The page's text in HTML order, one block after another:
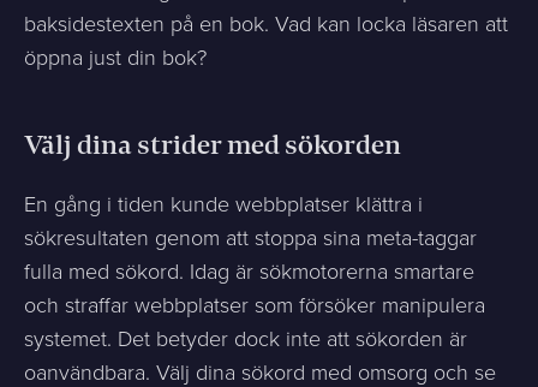
baksidestexten på en bok. Vad kan locka läsaren att
öppna just din bok?
Välj dina strider med sökorden
En gång i tiden kunde webbplatser klättra i
sökresultaten genom att stoppa sina meta-taggar
fulla med sökord. Idag är sökmotorerna smartare
och straffar webbplatser som försöker manipulera
systemet. Det betyder dock inte att sökorden är
oanvändbara. Välj dina sökord med omsorg och se